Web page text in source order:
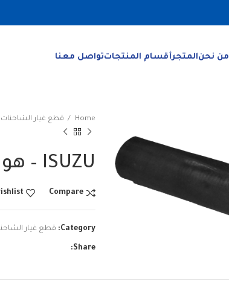
من نحنالمتجر أقسام المنتجاتتواصل معنا
Home قطع غيار الشاحنات
ISUZU – هوز ايسوزو
Compare
Category: قطع غيار
Share: